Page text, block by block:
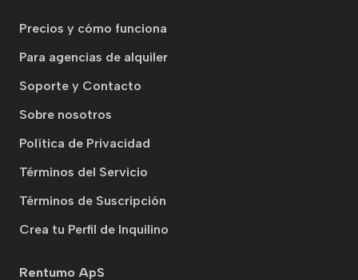
Precios y cómo funciona
Para agencias de alquiler
Soporte y Contacto
Sobre nosotros
Política de Privacidad
Términos del Servicio
Términos de Suscripción
Crea tu Perfil de Inquilino
Rentumo ApS